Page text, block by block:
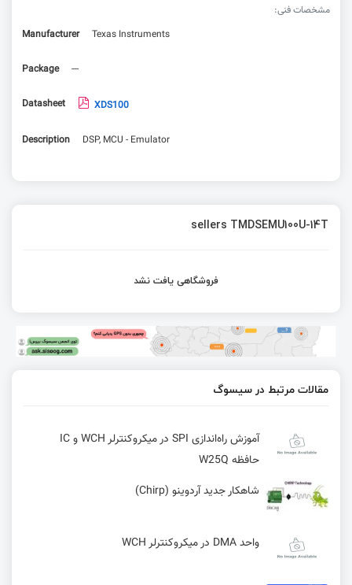
مشخصات فنی:
Manufacturer
Texas Instruments
Package ---
Datasheet XDS100
Description DSP, MCU - Emulator
sellers TMDSEMU100U-14T
فروشگاهی یافت نشد
مقالات مرتبط در سیسوگ
آموزش راه‌اندازی SPI در میکروکنترلر WCH و IC
حافظه W25Q
شاهکار جدید آردوینو (Chirp)
واحد DMA در میکروکنترلر WCH